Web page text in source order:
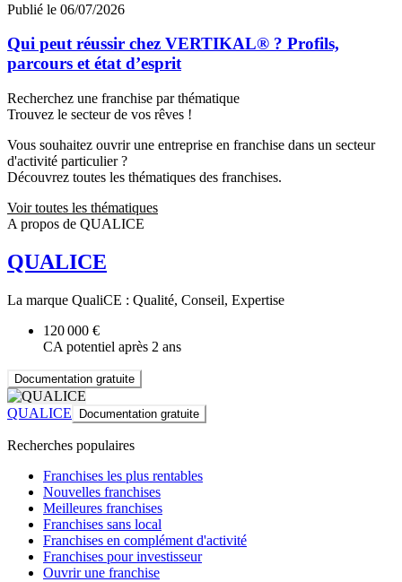
Publié le 06/07/2026
Qui peut réussir chez VERTIKAL® ? Profils,
parcours et état d’esprit
Recherchez une franchise par thématique
Trouvez le secteur de vos rêves !
Vous souhaitez ouvrir une entreprise en franchise dans un secteur
d'activité particulier ?
Découvrez toutes les thématiques des franchises.
Voir toutes les thématiques
A propos de QUALICE
QUALICE
La marque QualiCE : Qualité, Conseil, Expertise
120 000 €
CA potentiel après 2 ans
Documentation gratuite
QUALICE Documentation gratuite
Recherches populaires
Franchises les plus rentables
Nouvelles franchises
Meilleures franchises
Franchises sans local
Franchises en complément d'activité
Franchises pour investisseur
Ouvrir une franchise